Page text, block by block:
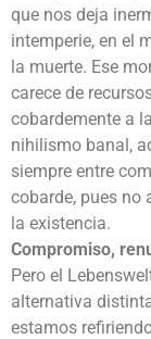
que nos deja
intemperie, en el
la muerte. Ese
carece de
cobardemente a
nihilismo banal,
siempre entre
cobarde, pues no
la existencia.
Compromiso,
Pero el
alternativa
estamos